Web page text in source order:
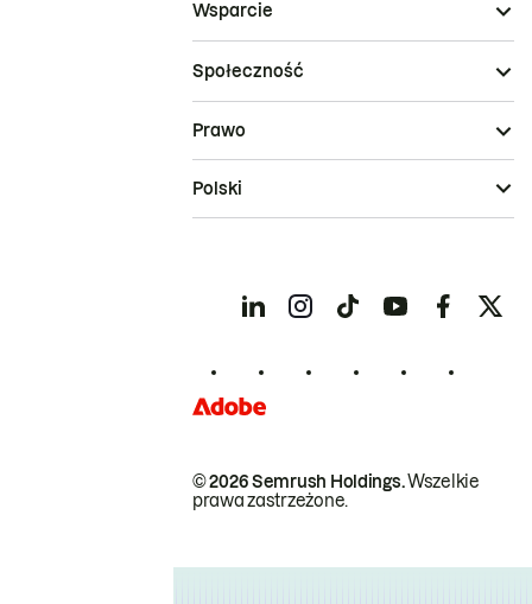
Wsparcie
Społeczność
© 2026 Semrush Holdings.Wszelkie
prawa zastrzeżone.
Prawo
Polski